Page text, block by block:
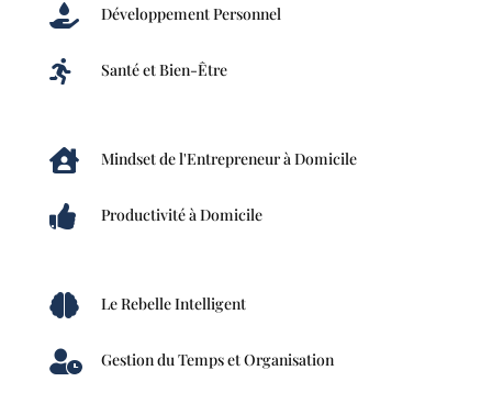
 Développement Personnel
 Santé et Bien-Être
 Mindset de l'Entrepreneur à Domicile
 Productivité à Domicile
 Le Rebelle Intelligent
 Gestion du Temps et Organisation